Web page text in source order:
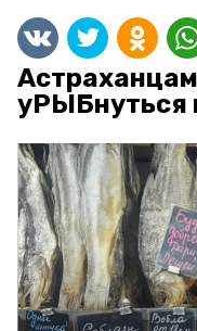
уРЫБнуться